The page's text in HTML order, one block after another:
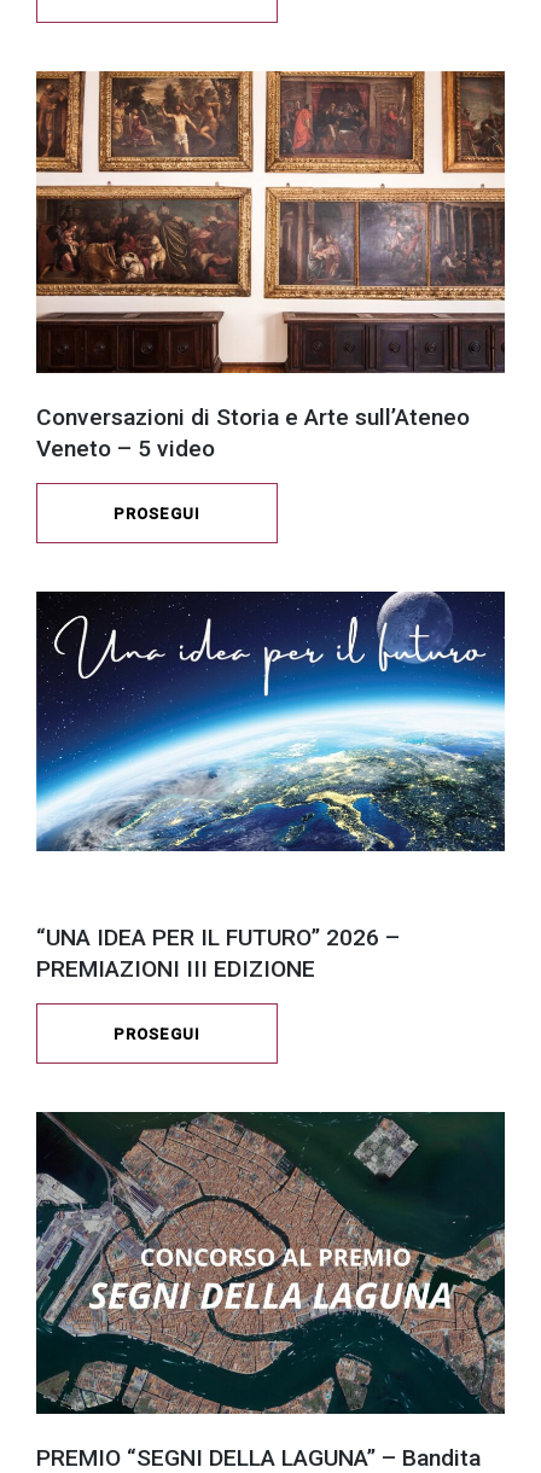
Conversazioni di Storia e Arte sull’Ateneo
Veneto – 5 video
PROSEGUI
“UNA IDEA PER IL FUTURO” 2026 –
PREMIAZIONI III EDIZIONE
PROSEGUI
PREMIO “SEGNI DELLA LAGUNA” – Bandita